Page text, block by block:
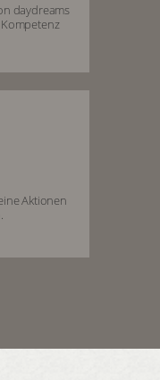
daydreams
Aktionen